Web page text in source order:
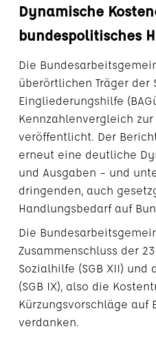
Dynamische
bundespolitisches
Die
überörtlichen Träger der
Eingliederungshilfe
Kennzahlenvergleich
veröffentlicht. Der
erneut eine deutliche
und Ausgaben – und
dringenden, auch
Handlungsbedarf auf
Die
Zusammenschluss der
Sozialhilfe (SGB XII)
(SGB IX), also die
Kürzungsvorschläge auf
verdanken.